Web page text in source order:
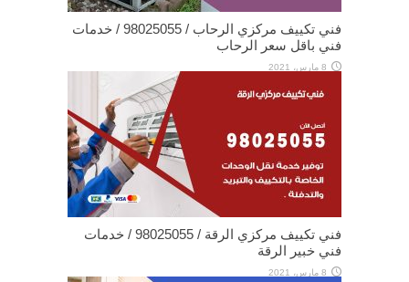
فني تكييف مركزي الرحاب / 98025055 / خدمات
فني باقل سعر الرحاب
8 مارس، 2021
فني تكييف مركزي الرقة / 98025055 / خدمات
فني خبير الرقة
8 مارس، 2021